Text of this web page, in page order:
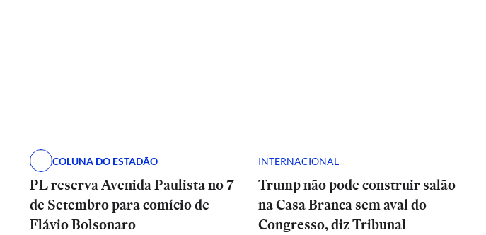
COLUNA DO ESTADÃO
PL reserva Avenida Paulista no 7
de Setembro para comício de
Flávio Bolsonaro
INTERNACIONAL
Trump não pode construir salão
na Casa Branca sem aval do
Congresso, diz Tribunal